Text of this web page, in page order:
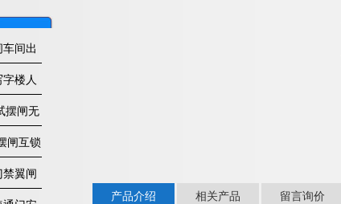
间出
字楼人
摆闸无
闸互锁
翼闸
产品介绍 相关产品 留言询价